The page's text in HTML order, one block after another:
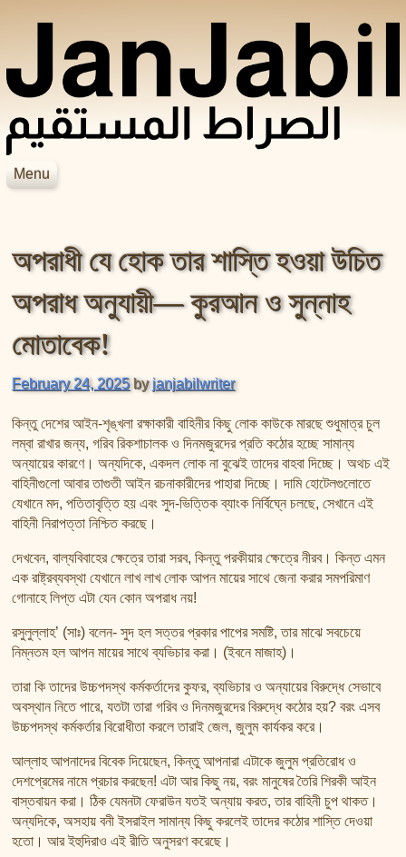
Menu
Books
সহীহ বুখারী শরীফ
সহীহ মুসলিম শরীফ
আসহাবে রাসূলের জীবনকথা
শায়েখ জসিম উদ্দিন রহমানির বইসমূহ
শায়েখ সালেহ আল মুনাজ্জিদের বইসমূহ
আল বিদায়া ওয়ান নিহায়া
শায়খ আহমদ মুসা জিবরীলের বই সমূহ
অপরাধী যে হোক তার শাস্তি হওয়া উচিত
অপরাধ অনুযায়ী— কুরআন ও সুন্নাহ
মোতাবেক!
February 24, 2025 byjanjabilwriter
কিন্তু দেশের আইন-শৃঙ্খলা রক্ষাকারী বাহিনীর কিছু লোক কাউকে মারছে শুধুমাত্র চুল
লম্বা রাখার জন্য, গরিব রিকশাচালক ও দিনমজুরদের প্রতি কঠোর হচ্ছে সামান্য
অন্যায়ের কারণে। অন্যদিকে, একদল লোক না বুঝেই তাদের বাহবা দিচ্ছে। অথচ এই
বাহিনীগুলো আবার তাগুতী আইন রচনাকারীদের পাহারা দিচ্ছে। দামি হোটেলগুলোতে
যেখানে মদ, পতিতাবৃত্তি হয় এবং সুদ-ভিত্তিক ব্যাংক নির্বিঘ্নে চলছে, সেখানে এই
বাহিনী নিরাপত্তা নিশ্চিত করছে।
দেখবেন, বাল্যবিবাহের ক্ষেত্রে তারা সরব, কিন্তু পরকীয়ার ক্ষেত্রে নীরব। কিন্ত এমন
এক রাষ্ট্রব্যবস্থা যেখানে লাখ লাখ লোক আপন মায়ের সাথে জেনা করার সমপরিমাণ
গোনাহে লিপ্ত এটা যেন কোন অপরাধ নয়!
রসুলুল্লাহ’ (সাঃ) বলেন- সুদ হল সত্তর প্রকার পাপের সমষ্টি, তার মাঝে সবচেয়ে
নিম্নতম হল আপন মায়ের সাথে ব্যভিচার করা। (ইবনে মাজাহ)।
তারা কি তাদের উচ্চপদস্থ কর্মকর্তাদের কুফর, ব্যভিচার ও অন্যায়ের বিরুদ্ধে সেভাবে
অবস্থান নিতে পারে, যতটা তারা গরিব ও দিনমজুরদের বিরুদ্ধে কঠোর হয়? বরং এসব
উচ্চপদস্থ কর্মকর্তার বিরোধীতা করলে তারাই জেল, জুলুম কার্যকর করে।
আল্লাহ আপনাদের বিবেক দিয়েছেন, কিন্তু আপনারা এটাকে জুলুম প্রতিরোধ ও
দেশপ্রেমের নামে প্রচার করছেন! এটা আর কিছু নয়, বরং মানুষের তৈরি শিরকী আইন
বাস্তবায়ন করা। ঠিক যেমনটা ফেরাউন যতই অন্যায় করত, তার বাহিনী চুপ থাকত।
অন্যদিকে, অসহায় বনী ইসরাইল সামান্য কিছু করলেই তাদের কঠোর শাস্তি দেওয়া
হতো। আর ইহুদিরাও এই রীতি অনুসরণ করেছে।